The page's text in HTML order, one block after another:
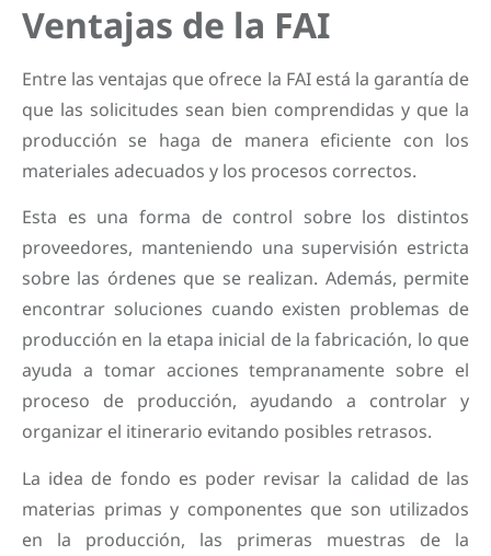
Ventajas de la FAI
Entre las ventajas que ofrece la FAI está la garantía de
que las solicitudes sean bien comprendidas y que la
producción se haga de manera eficiente con los
materiales adecuados y los procesos correctos.
Esta es una forma de control sobre los distintos
proveedores, manteniendo una supervisión estricta
sobre las órdenes que se realizan. Además, permite
encontrar soluciones cuando existen problemas de
producción en la etapa inicial de la fabricación, lo que
ayuda a tomar acciones tempranamente sobre el
proceso de producción, ayudando a controlar y
organizar el itinerario evitando posibles retrasos.
La idea de fondo es poder revisar la calidad de las
materias primas y componentes que son utilizados
en la producción, las primeras muestras de la